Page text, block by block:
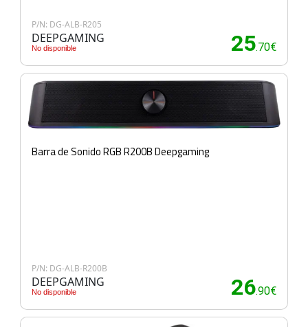
P/N: DG-ALB-R205
DEEPGAMING
No disponible 25.70€
Barra de Sonido RGB R200B Deepgaming
P/N: DG-ALB-R200B
DEEPGAMING
No disponible 26.90€